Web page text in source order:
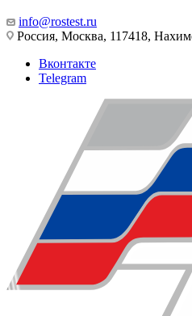
info@rostest.ru
Россия, Москва, 117418,
Вконтакте
Telegram